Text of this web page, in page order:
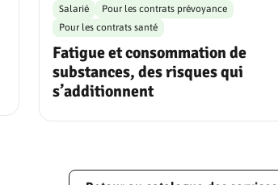
Fatigue et consommation de
substances, des risques qui
s’additionnent
Salarié
Pour les contrats prévoyance
Pour les contrats santé